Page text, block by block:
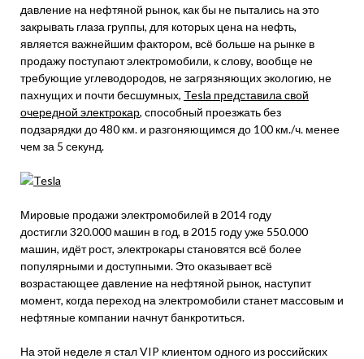
давление на нефтяной рынок, как бы не пытались на это
закрывать глаза группы, для которых цена на нефть,
является важнейшим фактором, всё больше на рынке в
продажу поступают электромобили, к слову, вообще не
требующие углеводородов, не загрязняющих экологию, не
пахнущих и почти бесшумных, Tesla представила свой
очередной электрокар, способный проезжать без
подзарядки до 480 км. и разгоняющимся до 100 км./ч. менее
чем за 5 секунд.
Мировые продажи электромобилей в 2014 году
достигли 320.000 машин в год, в 2015 году уже 550.000
машин, идёт рост, электрокары становятся всё более
популярными и доступными. Это оказывает всё
возрастающее давление на нефтяной рынок, наступит
момент, когда переход на электромобили станет массовым и
нефтяные компании начнут банкротиться.
На этой неделе я стал VIP клиентом одного из российских